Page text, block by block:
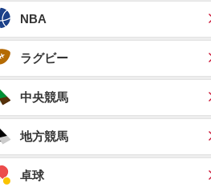
NBA
ラグビー
中央競馬
地方競馬
卓球